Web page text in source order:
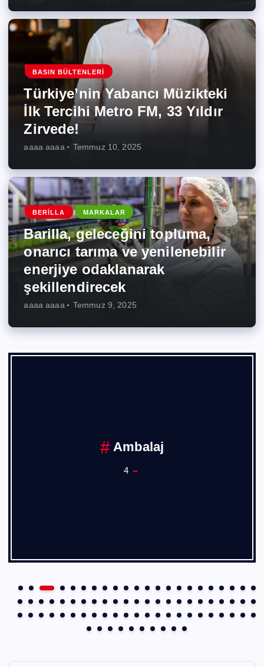
BASIN BÜLTENLERI
Türkiye’nin Yabancı Müzikteki
İlk Tercihi Metro FM, 33 Yıldır
Zirvede!
aaaa aaaa Temmuz 10, 2025
BERILLA MARKALAR
Barilla, geleceğini topluma,
onarıcı tarıma ve yenilenebilir
enerjiye odaklanarak
şekillendirecek
aaaa aaaa Temmuz 9, 2025
Ankara Sanayi Odası
1